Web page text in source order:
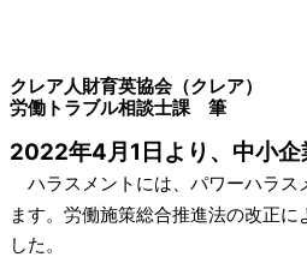
クレア人財育英協会（クレア）
労働トラブル相談士課 筆
2022年4月1日より、中小企
ハラスメントには、パワーハラス
ます。労働施策総合推進法の改正
した。